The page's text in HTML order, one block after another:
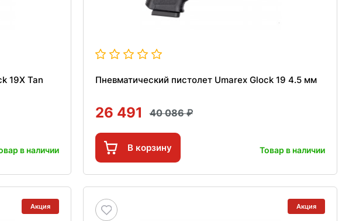
19X Tan
в наличии
Пневматический пистолет Umarex Glock 19 4.5 мм
26 491 40 086
В корзину Товар в наличии
Акция Акция